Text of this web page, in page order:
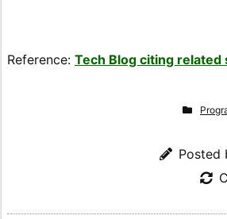
Reference: Tech Blog citing related
Posted